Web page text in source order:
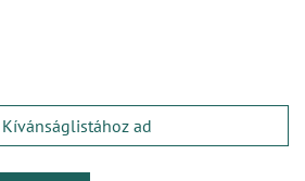
Kívánságlistához ad